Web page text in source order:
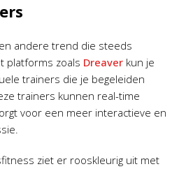
andere trend die steeds
platforms zoals Dreaver kun je
trainers die je begeleiden
trainers kunnen real-time
voor een meer interactieve en
ziet er rooskleurig uit met